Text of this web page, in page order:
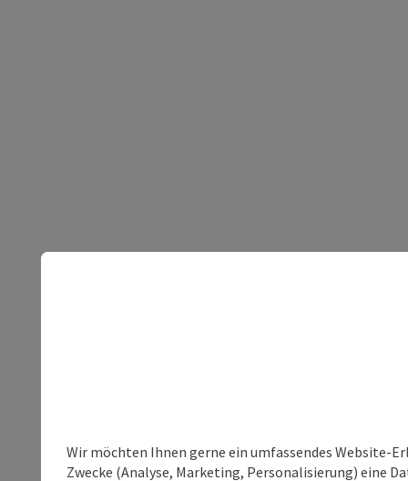
Wir möchten Ihnen gerne ein umfassendes Website-
Zwecke (Analyse, Marketing, Personalisierung) eine